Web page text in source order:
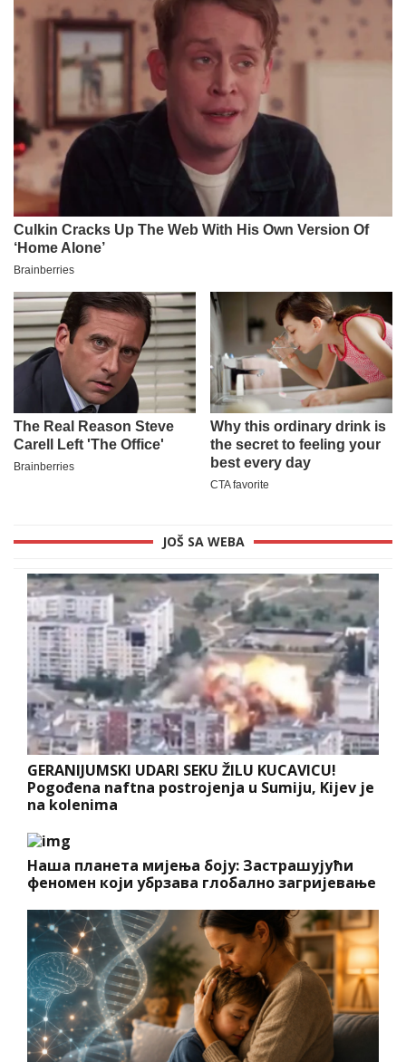
JOŠ SA WEBA
GERANIJUMSKI UDARI SEKU ŽILU KUCAVICU!
Pogođena naftna postrojenja u Sumiju, Kijev je
na kolenima
Наша планета мијења боју: Застрашујући
феномен који убрзава глобално загријевање